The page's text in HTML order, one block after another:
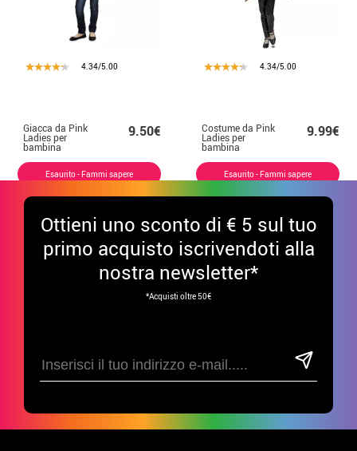
4.34/5.00
Giacca da Pink
Ladies per
bambina
9.50€
Esaurito - Fammi sapere
4.34/5.00
Costume da Pink
Ladies per
bambina
9.99€
Esaurito - Fammi sapere
Ottieni uno sconto di € 5 sul tuo
primo acquisto iscrivendoti alla
nostra newsletter*
*Acquisti oltre 50€